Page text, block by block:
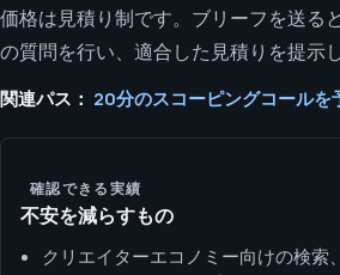
価格は見積り制です。ブリーフを送る
の質問を行い、適合した見積りを提示し
関連パス： 20分のスコーピングコールを
確認できる実績
不安を減らすもの
クリエイターエコノミー向けの検索